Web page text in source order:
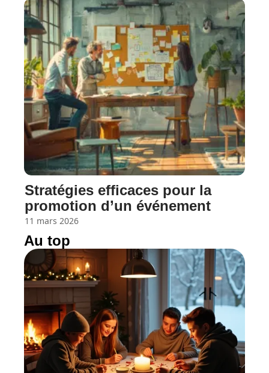
Stratégies efficaces pour la
promotion d’un événement
11 mars 2026
Au top